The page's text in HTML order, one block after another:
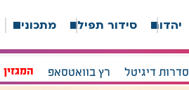
יהדות סידור תפילה מתכונים
סדרות דיגיטל רץ בוואטסאפ המגזין